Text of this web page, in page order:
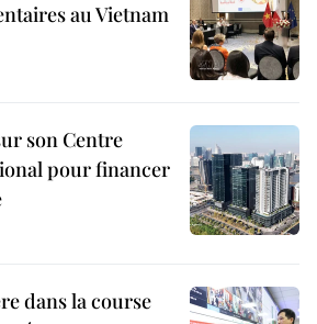
au Vietnam
son Centre
pour financer
dans la course